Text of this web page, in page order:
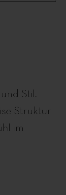
Stil.
Struktur
im